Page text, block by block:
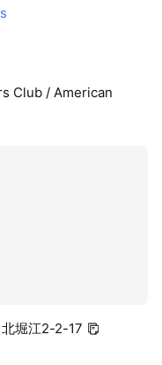
Club / American
堀江2-2-17